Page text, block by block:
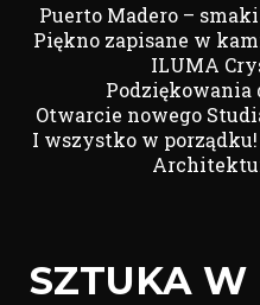
Puerto Madero –
Piękno zapisane w
ILUMA
Otwarcie nowego
I wszystko w
SZTUKA W